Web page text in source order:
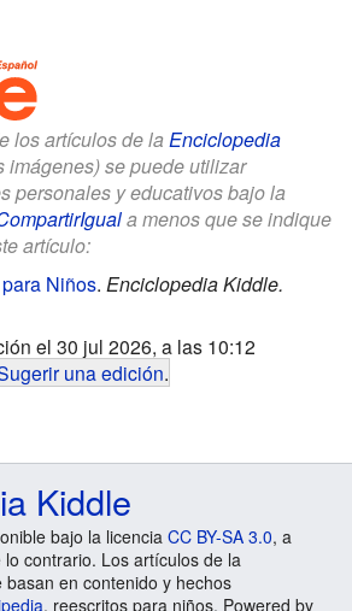
los artículos de la Enciclopedia
imágenes) se puede utilizar
personales y educativos bajo la
a menos que se indique
artículo:
Niños. Enciclopedia Kiddle.
el 30 jul 2026, a las 10:12
una edición.
Kiddle
bajo la licencia CC BY-SA 3.0, a
contrario. Los artículos de la
basan en contenido y hechos
, reescritos para niños. Powered by